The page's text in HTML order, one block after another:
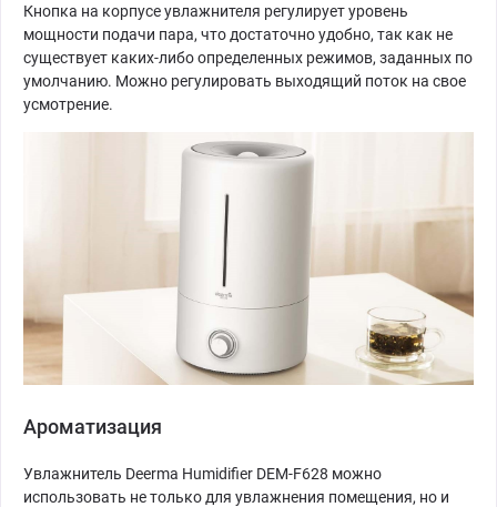
Кнопка на корпусе увлажнителя регулирует уровень
мощности подачи пара, что достаточно удобно, так как не
существует каких-либо определенных режимов, заданных по
умолчанию. Можно регулировать выходящий поток на свое
усмотрение.
Ароматизация
Увлажнитель Deerma Humidifier DEM-F628 можно
использовать не только для увлажнения помещения, но и